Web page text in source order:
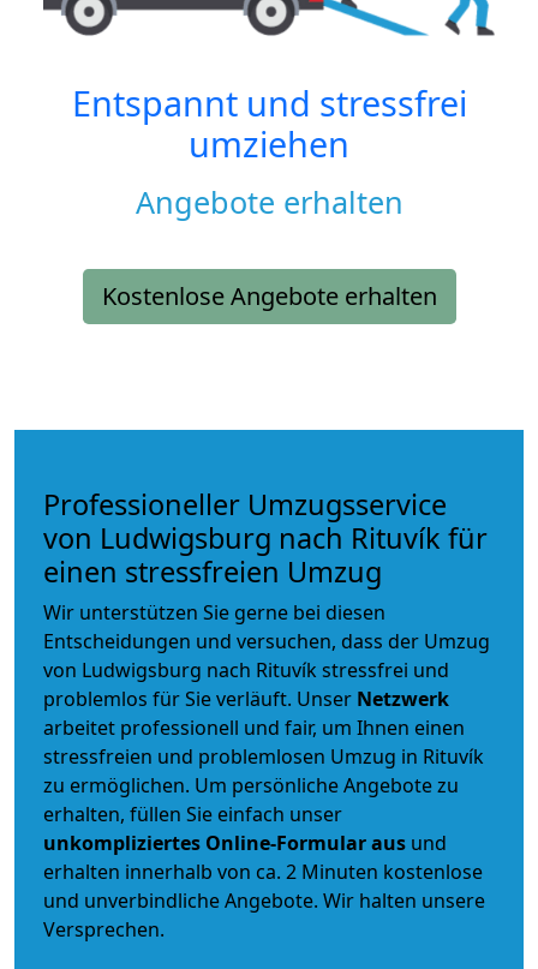
Entspannt und stressfrei
umziehen
Angebote erhalten
Kostenlose Angebote erhalten
Professioneller Umzugsservice
von Ludwigsburg nach Rituvík für
einen stressfreien Umzug
Wir unterstützen Sie gerne bei diesen
Entscheidungen und versuchen, dass der Umzug
von Ludwigsburg nach Rituvík stressfrei und
problemlos für Sie verläuft. Unser Netzwerk
arbeitet professionell und fair, um Ihnen einen
stressfreien und problemlosen Umzug in Rituvík
zu ermöglichen. Um persönliche Angebote zu
erhalten, füllen Sie einfach unser
unkompliziertes Online-Formular aus und
erhalten innerhalb von ca. 2 Minuten kostenlose
und unverbindliche Angebote. Wir halten unsere
Versprechen.